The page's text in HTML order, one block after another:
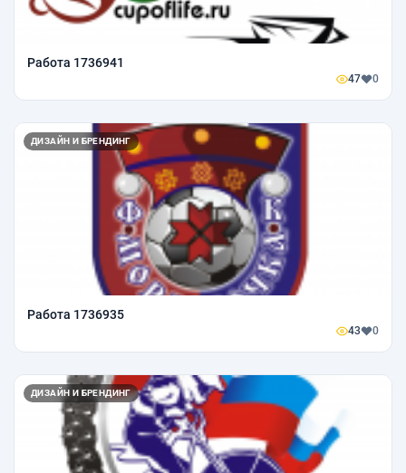
Работа 1736941
47 0
ДИЗАЙН И БРЕНДИНГ
Работа 1736935
43 0
ДИЗАЙН И БРЕНДИНГ